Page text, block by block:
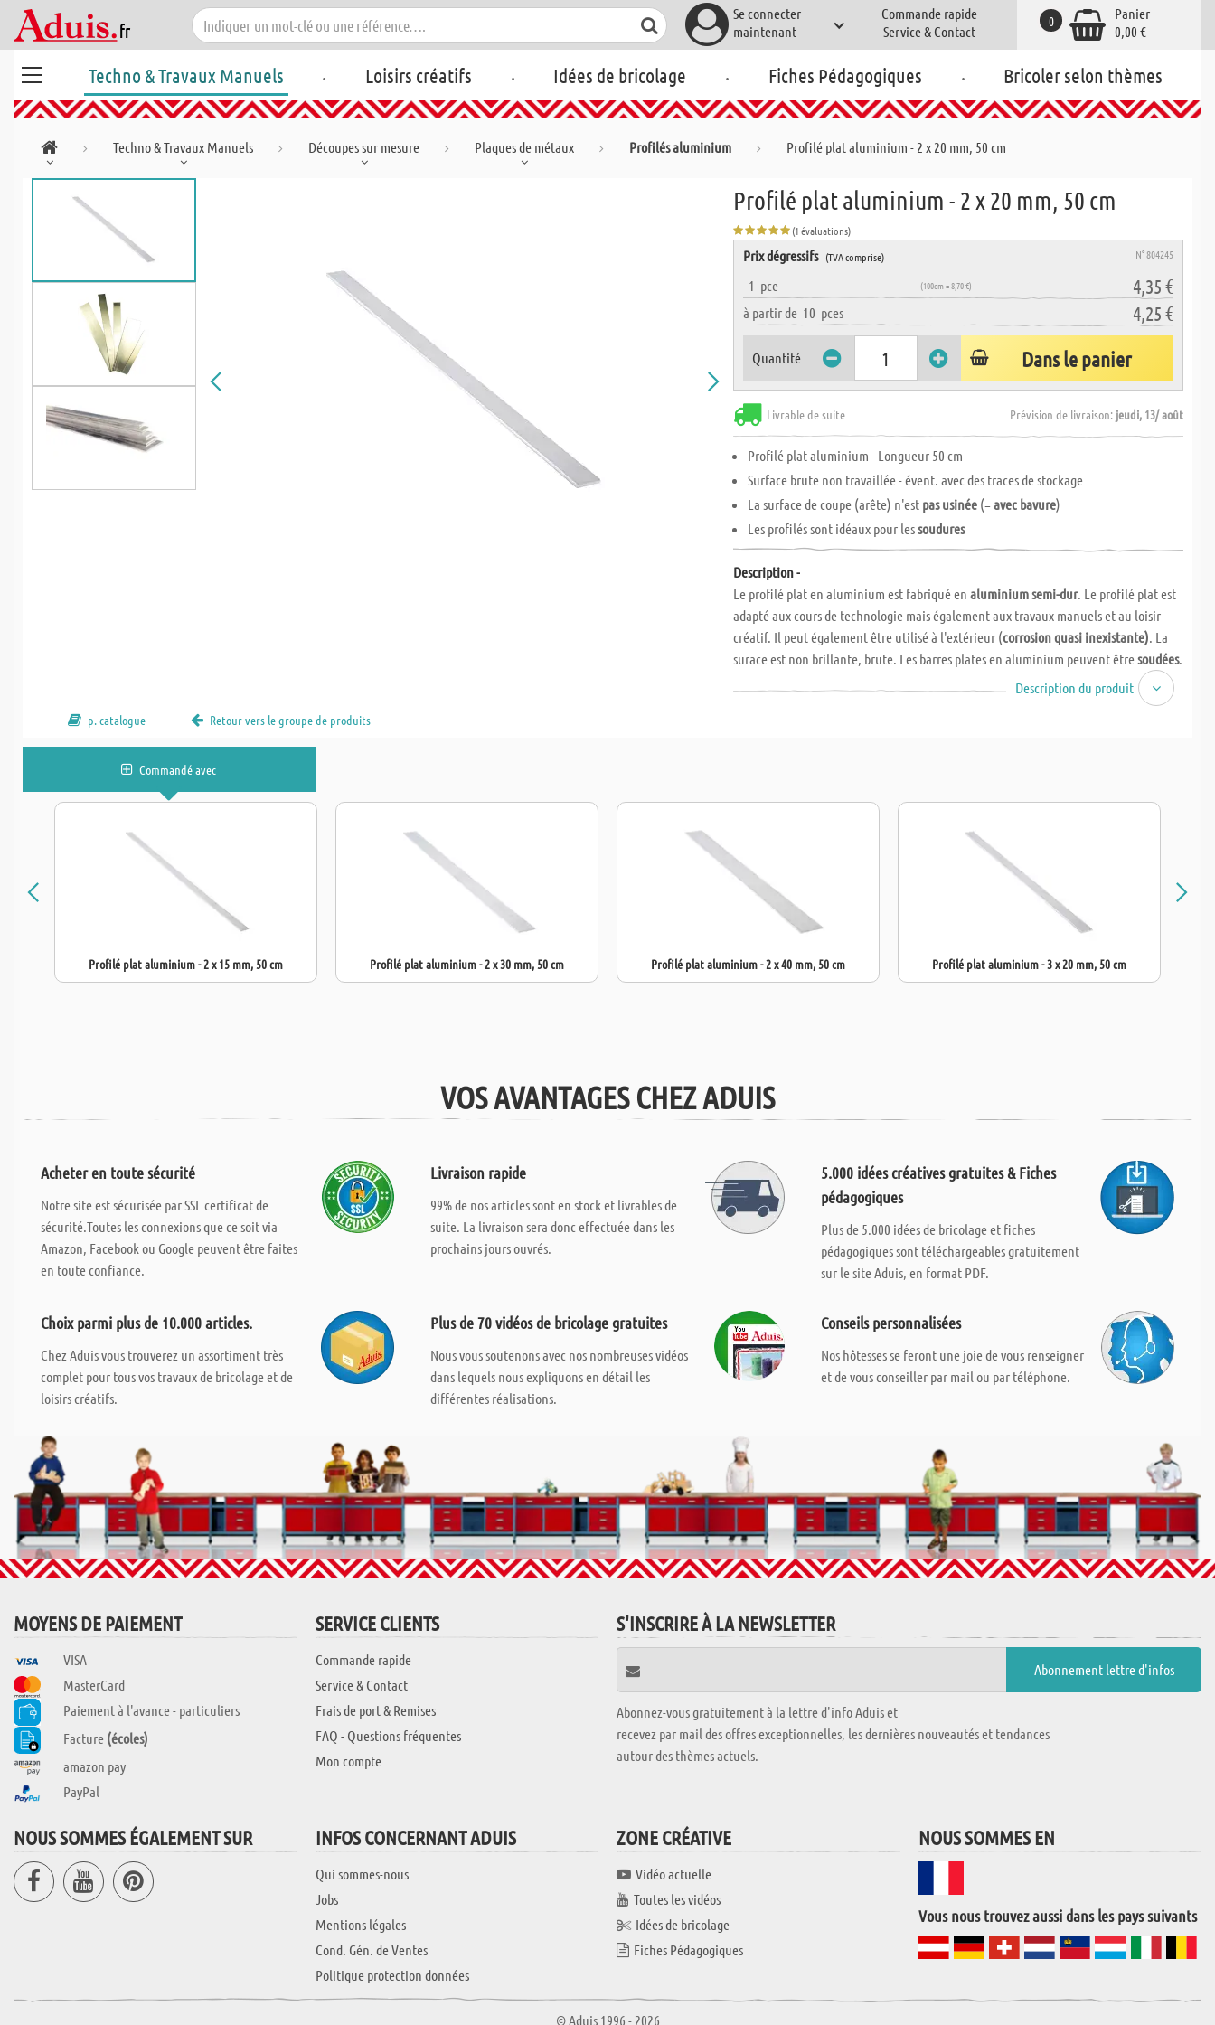
Se connecter
maintenant
Commande rapide
Service & Contact
Panier
0,00 €
0
Techno & Travaux Manuels . Loisirs créatifs . Idées de bricolage . Fiches Pédagogiques . Bricoler selon thèmes
Techno & Travaux Manuels Découpes sur mesure Plaques de métaux Profilés aluminium Profilé plat aluminium - 2 x 20 mm, 50 cm
Profilé plat aluminium - 2 x 20 mm, 50 cm
(1 évaluations)
Prix dégressifs (TVA comprise) N° 804245
1 pce (100cm = 8,70 €) 4,35 €
à partir de 10 pces 4,25 €
Quantité Dans le panier
Livrable de suite Prévision de livraison: jeudi, 13/ août
Profilé plat aluminium - Longueur 50 cm
Surface brute non travaillée - évent. avec des traces de stockage
La surface de coupe (arête) n'est pas usinée (=avec bavure)
Les profilés sont idéaux pour lessoudures
Description -
Le profilé plat en aluminium est fabriqué enaluminium semi-dur. Le profilé plat est
adapté aux cours de technologie mais également aux travaux manuels et au loisir-
créatif. Il peut également être utilisé à l'extérieur (corrosion quasi inexistante). La
surace est non brillante, brute. Les barres plates en aluminium peuvent êtresoudées.
Description du produit
p. catalogue Retour vers le groupe de produits
Commandé avec
Profilé plat aluminium - 2 x 15 mm, 50 cm Profilé plat aluminium - 2 x 30 mm, 50 cm Profilé plat aluminium - 2 x 40 mm, 50 cm Profilé plat aluminium - 3 x 20 mm, 50 cm
VOS AVANTAGES CHEZ ADUIS
Acheter en toute sécurité
Notre site est sécurisée par SSL certificat de
sécurité.Toutes les connexions que ce soit via
Amazon, Facebook ou Google peuvent être faites
en toute confiance.
Livraison rapide
99% de nos articles sont en stock et livrables de
suite. La livraison sera donc effectuée dans les
prochains jours ouvrés.
5.000 idées créatives gratuites & Fiches
pédagogiques
Plus de 5.000 idées de bricolage et fiches
pédagogiques sont téléchargeables gratuitement
sur le site Aduis, en format PDF.
Choix parmi plus de 10.000 articles.
Chez Aduis vous trouverez un assortiment très
complet pour tous vos travaux de bricolage et de
loisirs créatifs.
Plus de 70 vidéos de bricolage gratuites
Nous vous soutenons avec nos nombreuses vidéos
dans lequels nous expliquons en détail les
différentes réalisations.
Conseils personnalisées
Nos hôtesses se feront une joie de vous renseigner
et de vous conseiller par mail ou par téléphone.
MOYENS DE PAIEMENT
VISA
MasterCard
Paiement à l'avance - particuliers
Facture (écoles)
amazon pay
PayPal
SERVICE CLIENTS
Commande rapide
Service & Contact
Frais de port & Remises
FAQ - Questions fréquentes
Mon compte
S'INSCRIRE À LA NEWSLETTER
Abonnez-vous gratuitement à la lettre d'info Aduis et
recevez par mail des offres exceptionnelles, les dernières nouveautés et tendances
autour des thèmes actuels.
NOUS SOMMES ÉGALEMENT SUR INFOS CONCERNANT ADUIS
Qui sommes-nous
Jobs
Mentions légales
Cond. Gén. de Ventes
Politique protection données
ZONE CRÉATIVE
Vidéo actuelle
Toutes les vidéos
Idées de bricolage
Fiches Pédagogiques
NOUS SOMMES EN
Vous nous trouvez aussi dans les pays suivants
© Aduis 1996 - 2026